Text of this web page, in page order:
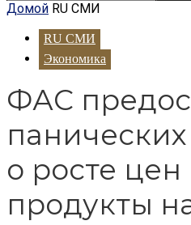
Домой RU СМИ
RU СМИ
Экономика
ФАС
о росте цен
продукты